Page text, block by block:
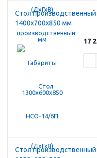
Стол производственный
1400х700х850 мм
17
Стол производственный